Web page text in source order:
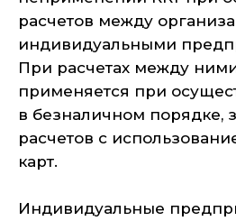
расчетов между
индивидуальными
При расчетах между
применяется при
в безналичном порядке,
расчетов с
карт.
Индивидуальные